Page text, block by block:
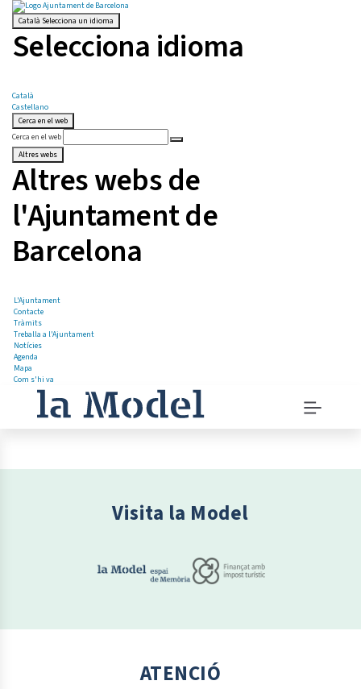
Català Selecciona un idioma
Selecciona idioma
Català
Castellano
Cerca en el web
Cerca en el web
Altres webs
Altres webs de
l'Ajuntament de
Barcelona
L'Ajuntament
Contacte
Tràmits
Treballa a l'Ajuntament
Notícies
Agenda
Mapa
Com s'hi va
instructions
Menu
Visita la Model
ATENCIÓ